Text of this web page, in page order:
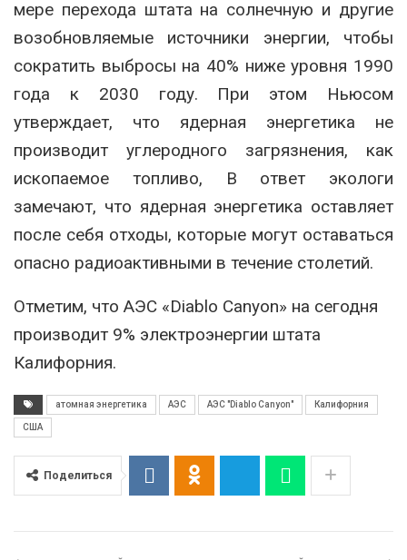
мере перехода штата на солнечную и другие
возобновляемые источники энергии, чтобы
сократить выбросы на 40% ниже уровня 1990
года к 2030 году. При этом Ньюсом
утверждает, что ядерная энергетика не
производит углеродного загрязнения, как
ископаемое топливо, В ответ экологи
замечают, что ядерная энергетика оставляет
после себя отходы, которые могут оставаться
опасно радиоактивными в течение столетий.
Отметим, что АЭС «Diablo Canyon» на сегодня
производит 9% электроэнергии штата
Калифорния.
атомная энергетика АЭС АЭС "Diablo Canyon" Калифорния
США
Поделиться